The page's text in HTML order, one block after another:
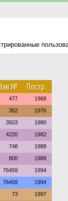
Постр.
477 1968
362 1976
3503 1980
4220 1982
748 1988
800 1988
76459 1994
76459 1994
73 1997